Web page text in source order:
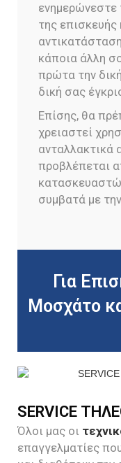
ενημερώνεστε
της
κάποια άλλη
πρώτα την
δική σας
Επίσης, θα
χρειαστεί
προβλέπεται
συμβατά με
Για
Μοσχάτο
SERVICE
Όλοι μας οι
επαγγελματίες